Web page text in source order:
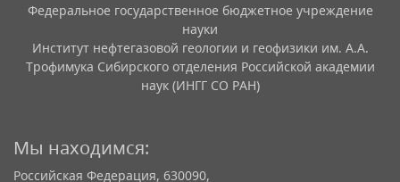
Федеральное государственное бюджетное учреждение
науки
Институт нефтегазовой геологии и геофизики им. А.А.
Трофимука Сибирского отделения Российской академии
наук (ИНГГ СО РАН)
Мы находимся:
Российская Федерация, 630090,